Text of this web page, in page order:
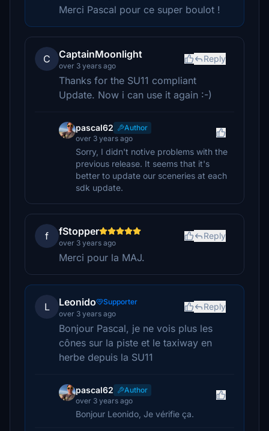
Merci Pascal pour ce super boulot !
C CaptainMoonlight
over 3 years ago
Reply
Thanks for the SU11 compliant
Update. Now i can use it again :-)
pascal62
Author
over 3 years ago
Sorry, I didn't notive problems with the
previous release. It seems that it's
better to update our sceneries at each
sdk update.
f fStopper
over 3 years ago
Reply
Merci pour la MAJ.
L Leonido
Supporter
over 3 years ago
Reply
Bonjour Pascal, je ne vois plus les
cônes sur la piste et le taxiway en
herbe depuis la SU11
pascal62
Author
over 3 years ago
Bonjour Leonido, Je vérifie ça.